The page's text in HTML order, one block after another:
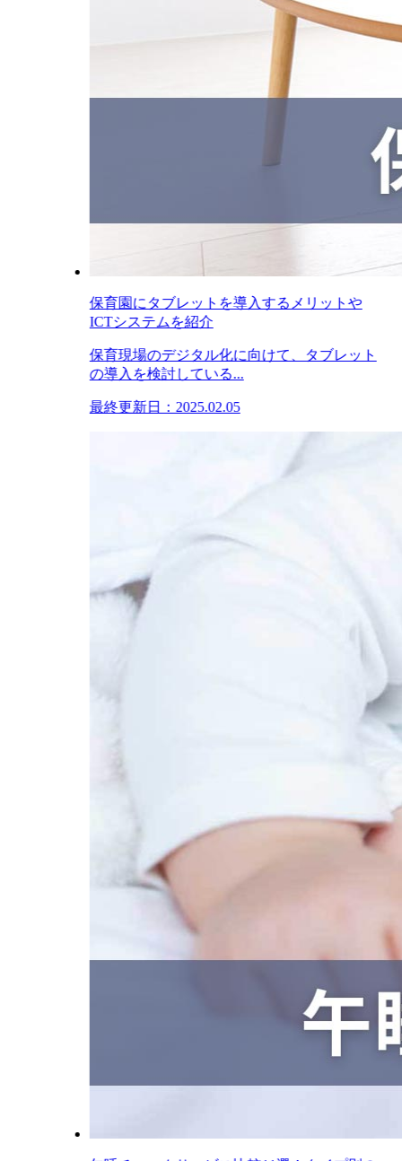
保育園にタブレットを導入するメリットや
ICTシステムを紹介
保育現場のデジタル化に向けて、タブレット
の導入を検討している...
最終更新日：2025.02.05